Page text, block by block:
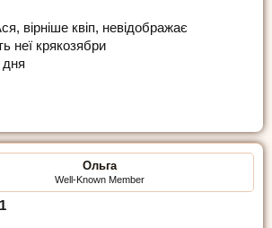
вірніше квіп, невідображає
неї крякозябри
дня
Ольга
Well-Known Member